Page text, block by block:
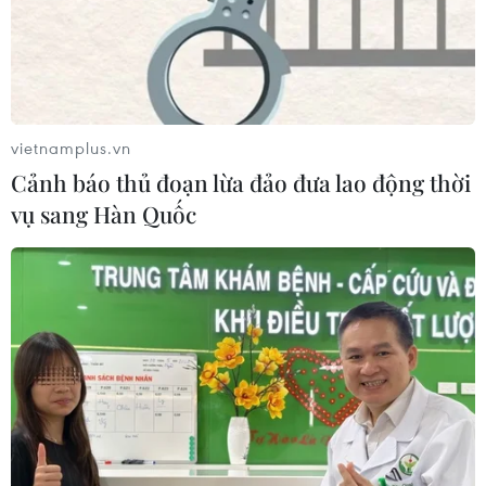
Xây dựng thương hiệu mạnh cho
03/08/2026 03:14
Savan 1 và hành trình 25 năm của
một tài sản nhiều tỷ đô
Nghị quyết số 57- NQ/TW: Lấy doanh
nghiệp làm trung tâm đổi mới sáng
tạo
vietnamplus.vn
Cảnh báo thủ đoạn lừa đảo đưa lao động thời
vụ sang Hàn Quốc